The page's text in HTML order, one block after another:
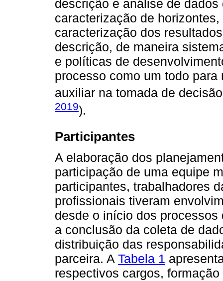
descrição e análise de
caracterização de
caracterização dos
descrição, de maneira
e políticas de
processo como um todo
auxiliar na tomada de
2019).
Participantes
A elaboração dos
participação de uma equipe
participantes, trabalhadores
profissionais tiveram
desde o início dos
a conclusão da coleta de
distribuição das
parceira. A Tabela 1
respectivos cargos,